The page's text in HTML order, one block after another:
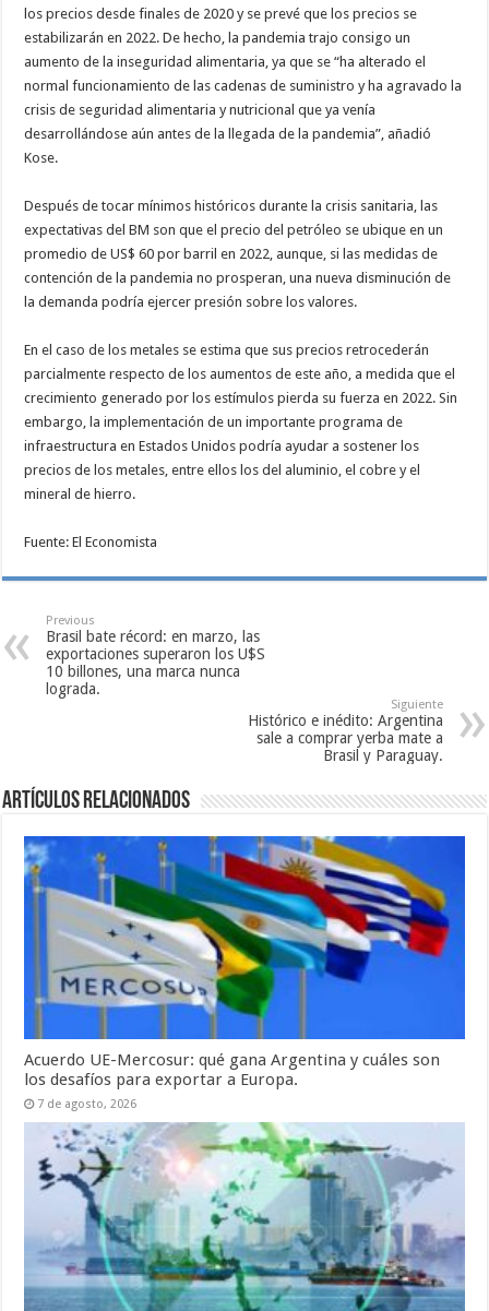
los precios desde finales de 2020 y se prevé que los precios se
estabilizarán en 2022. De hecho, la pandemia trajo consigo un
aumento de la inseguridad alimentaria, ya que se “ha alterado el
normal funcionamiento de las cadenas de suministro y ha agravado la
crisis de seguridad alimentaria y nutricional que ya venía
desarrollándose aún antes de la llegada de la pandemia”, añadió
Kose.
Después de tocar mínimos históricos durante la crisis sanitaria, las
expectativas del BM son que el precio del petróleo se ubique en un
promedio de US$ 60 por barril en 2022, aunque, si las medidas de
contención de la pandemia no prosperan, una nueva disminución de
la demanda podría ejercer presión sobre los valores.
En el caso de los metales se estima que sus precios retrocederán
parcialmente respecto de los aumentos de este año, a medida que el
crecimiento generado por los estímulos pierda su fuerza en 2022. Sin
embargo, la implementación de un importante programa de
infraestructura en Estados Unidos podría ayudar a sostener los
precios de los metales, entre ellos los del aluminio, el cobre y el
mineral de hierro.
Fuente: El Economista
Previous
Brasil bate récord: en marzo, las
exportaciones superaron los U$S
10 billones, una marca nunca
lograda.
Siguiente
Histórico e inédito: Argentina
sale a comprar yerba mate a
Brasil y Paraguay.
Artículos relacionados
Acuerdo UE-Mercosur: qué gana Argentina y cuáles son
los desafíos para exportar a Europa.
7 de agosto, 2026